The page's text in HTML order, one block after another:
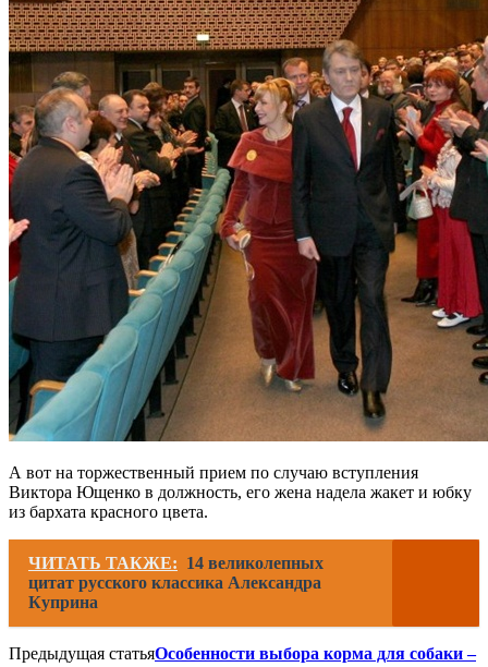
А вот на торжественный прием по случаю вступления
Виктора Ющенко в должность, его жена надела жакет и юбку
из бархата красного цвета.
ЧИТАТЬ ТАКЖЕ: 14 великолепных
цитат русского классика Александра
Куприна
Предыдущая статьяОсобенности выбора корма для собаки –